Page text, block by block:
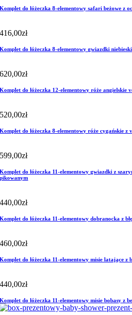
Komplet do łóżeczka 8-elementowy safari beżowe z
416,00zł
Komplet do łóżeczka 8-elementowy gwiazdki
620,00zł
Komplet do łóżeczka 12-elementowy róże angielskie
520,00zł
Komplet do łóżeczka 8-elementowy róże cygańskie
599,00zł
Komplet do łóżeczka 11-elementowy gwiazdki z
pikowanym
440,00zł
Komplet do łóżeczka 11-elementowy dobranocka z
460,00zł
Komplet do łóżeczka 11-elementowy misie latające z
440,00zł
Komplet do łóżeczka 11-elementowy misie bobasy z